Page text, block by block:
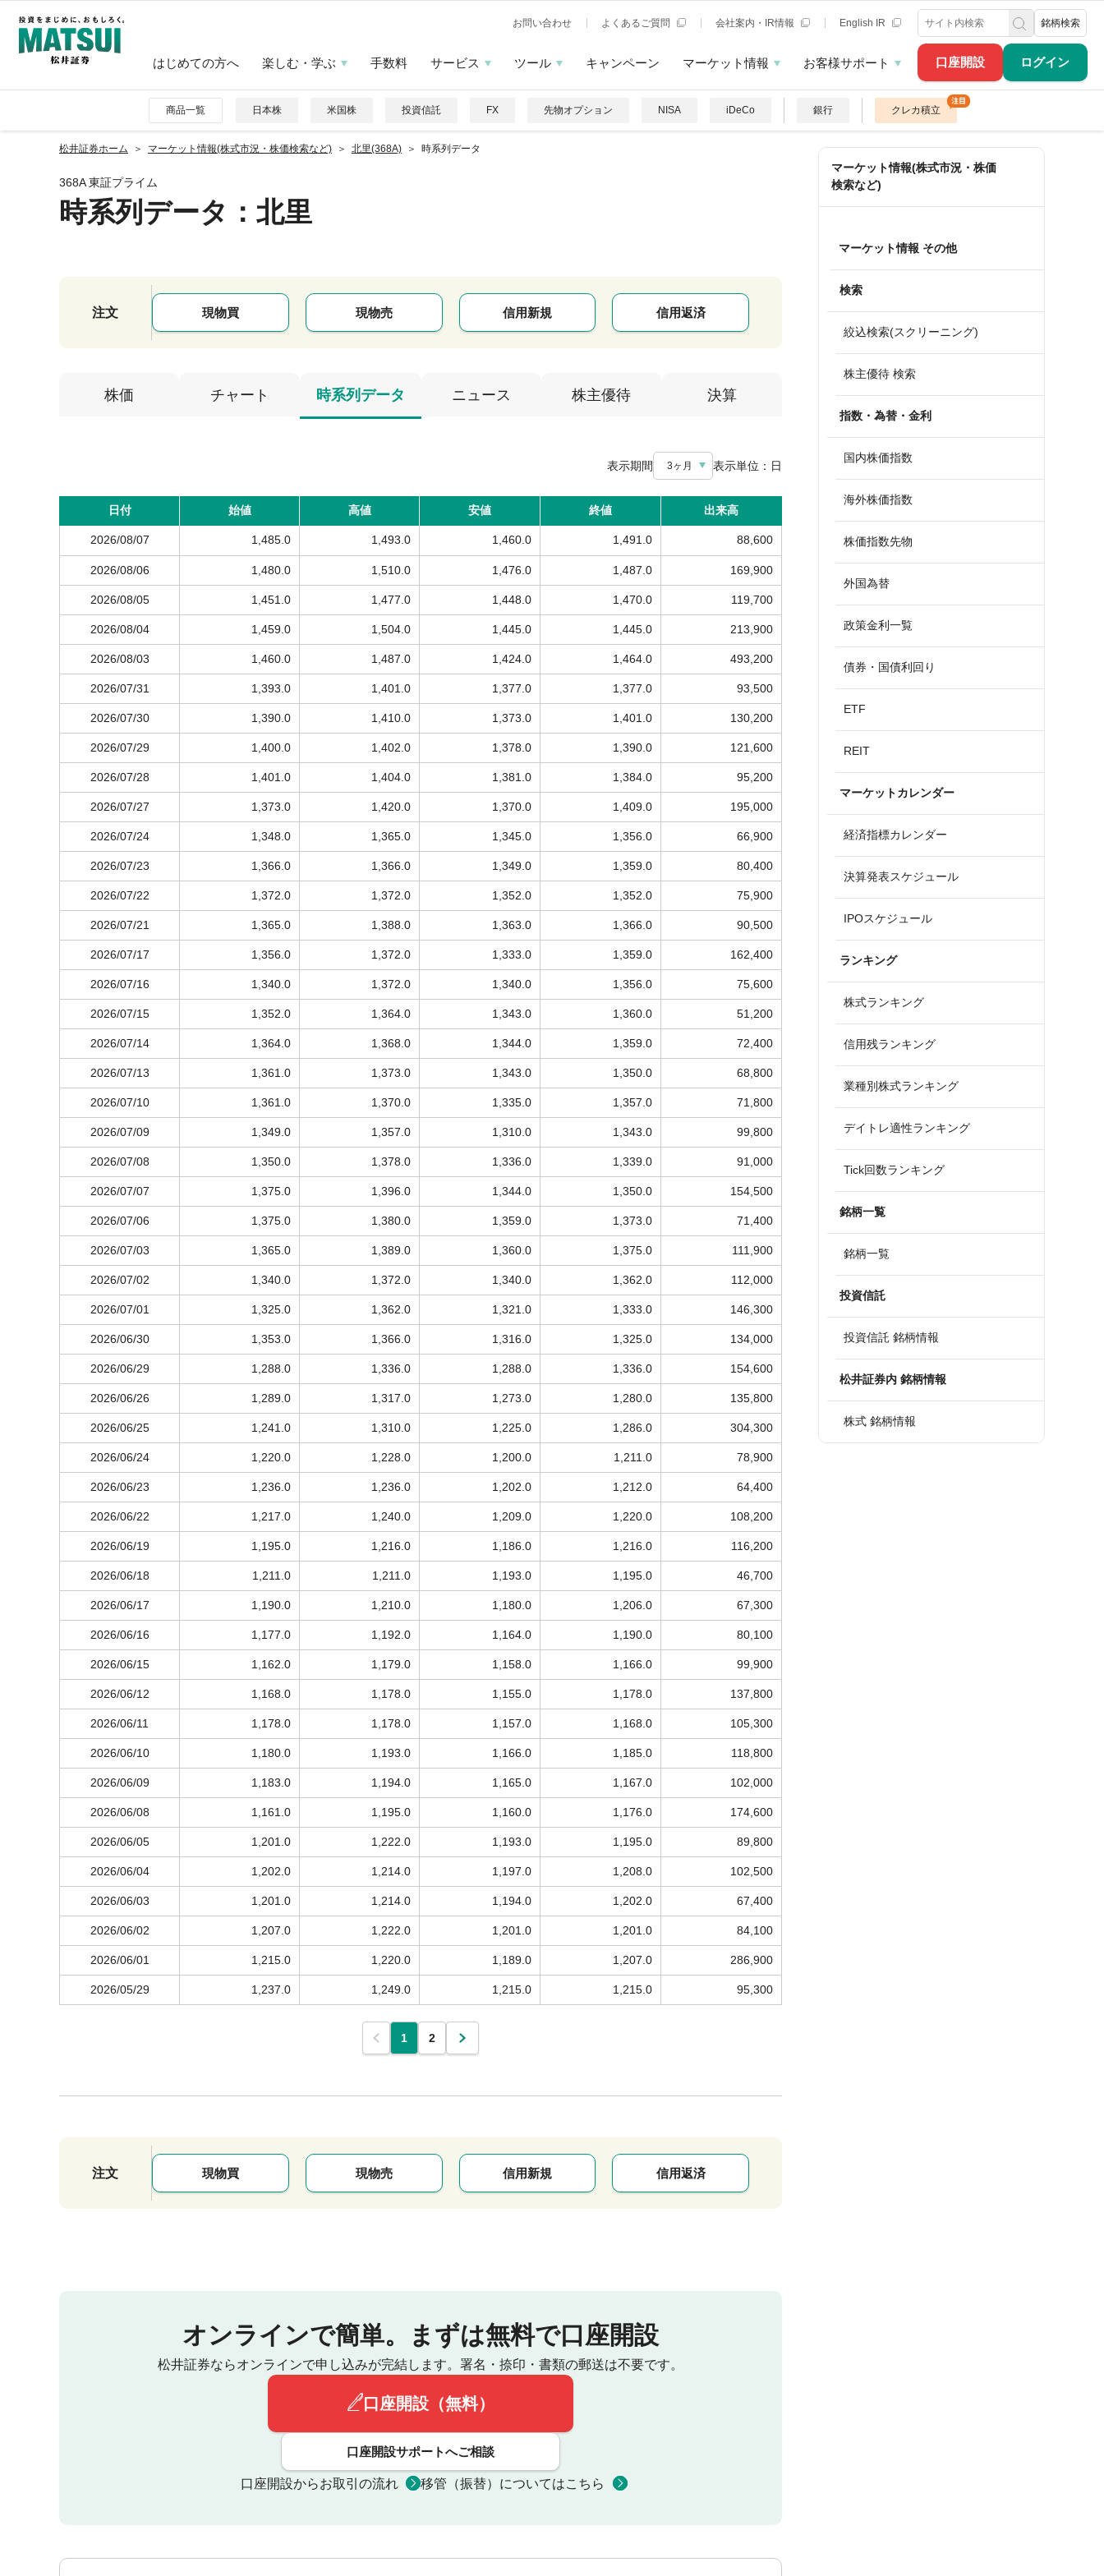
口座開設 ログイン
お問い合わせ よくあるご質問 会社案内・IR情報 English IR 銘柄検索
はじめての方へ 楽しむ・学ぶ 手数料 サービス ツール キャンペーン マーケット情報 お客様サポート
商品一覧 日本株 米国株 投資信託 FX 先物オプション NISA iDeCo 銀行 クレカ積立
松井証券ホーム マーケット情報(株式市況・株価検索など) 北里(368A) 時系列データ
368A 東証プライム
時系列データ ：北里
注文 現物買 現物売 信用新規 信用返済
株価 チャート 時系列データ ニュース 株主優待 決算
表示期間 3ヶ月 表示単位： 日
日付 始値 高値 安値 終値 出来高
2026/08/07 1,485.0 1,493.0 1,460.0 1,491.0 88,600
2026/08/06 1,480.0 1,510.0 1,476.0 1,487.0 169,900
2026/08/05 1,451.0 1,477.0 1,448.0 1,470.0 119,700
2026/08/04 1,459.0 1,504.0 1,445.0 1,445.0 213,900
2026/08/03 1,460.0 1,487.0 1,424.0 1,464.0 493,200
2026/07/31 1,393.0 1,401.0 1,377.0 1,377.0 93,500
2026/07/30 1,390.0 1,410.0 1,373.0 1,401.0 130,200
2026/07/29 1,400.0 1,402.0 1,378.0 1,390.0 121,600
2026/07/28 1,401.0 1,404.0 1,381.0 1,384.0 95,200
2026/07/27 1,373.0 1,420.0 1,370.0 1,409.0 195,000
2026/07/24 1,348.0 1,365.0 1,345.0 1,356.0 66,900
2026/07/23 1,366.0 1,366.0 1,349.0 1,359.0 80,400
2026/07/22 1,372.0 1,372.0 1,352.0 1,352.0 75,900
2026/07/21 1,365.0 1,388.0 1,363.0 1,366.0 90,500
2026/07/17 1,356.0 1,372.0 1,333.0 1,359.0 162,400
2026/07/16 1,340.0 1,372.0 1,340.0 1,356.0 75,600
2026/07/15 1,352.0 1,364.0 1,343.0 1,360.0 51,200
2026/07/14 1,364.0 1,368.0 1,344.0 1,359.0 72,400
2026/07/13 1,361.0 1,373.0 1,343.0 1,350.0 68,800
2026/07/10 1,361.0 1,370.0 1,335.0 1,357.0 71,800
2026/07/09 1,349.0 1,357.0 1,310.0 1,343.0 99,800
2026/07/08 1,350.0 1,378.0 1,336.0 1,339.0 91,000
2026/07/07 1,375.0 1,396.0 1,344.0 1,350.0 154,500
2026/07/06 1,375.0 1,380.0 1,359.0 1,373.0 71,400
2026/07/03 1,365.0 1,389.0 1,360.0 1,375.0 111,900
2026/07/02 1,340.0 1,372.0 1,340.0 1,362.0 112,000
2026/07/01 1,325.0 1,362.0 1,321.0 1,333.0 146,300
2026/06/30 1,353.0 1,366.0 1,316.0 1,325.0 134,000
2026/06/29 1,288.0 1,336.0 1,288.0 1,336.0 154,600
2026/06/26 1,289.0 1,317.0 1,273.0 1,280.0 135,800
2026/06/25 1,241.0 1,310.0 1,225.0 1,286.0 304,300
2026/06/24 1,220.0 1,228.0 1,200.0 1,211.0 78,900
2026/06/23 1,236.0 1,236.0 1,202.0 1,212.0 64,400
2026/06/22 1,217.0 1,240.0 1,209.0 1,220.0 108,200
2026/06/19 1,195.0 1,216.0 1,186.0 1,216.0 116,200
2026/06/18 1,211.0 1,211.0 1,193.0 1,195.0 46,700
2026/06/17 1,190.0 1,210.0 1,180.0 1,206.0 67,300
2026/06/16 1,177.0 1,192.0 1,164.0 1,190.0 80,100
2026/06/15 1,162.0 1,179.0 1,158.0 1,166.0 99,900
2026/06/12 1,168.0 1,178.0 1,155.0 1,178.0 137,800
2026/06/11 1,178.0 1,178.0 1,157.0 1,168.0 105,300
2026/06/10 1,180.0 1,193.0 1,166.0 1,185.0 118,800
2026/06/09 1,183.0 1,194.0 1,165.0 1,167.0 102,000
2026/06/08 1,161.0 1,195.0 1,160.0 1,176.0 174,600
2026/06/05 1,201.0 1,222.0 1,193.0 1,195.0 89,800
2026/06/04 1,202.0 1,214.0 1,197.0 1,208.0 102,500
2026/06/03 1,201.0 1,214.0 1,194.0 1,202.0 67,400
2026/06/02 1,207.0 1,222.0 1,201.0 1,201.0 84,100
2026/06/01 1,215.0 1,220.0 1,189.0 1,207.0 286,900
2026/05/29 1,237.0 1,249.0 1,215.0 1,215.0 95,300
1 2
注文 現物買 現物売 信用新規 信用返済
オンラインで簡単。 まずは無料で口座開設
松井証券ならオンラインで申し込みが完結します。 署名・捺印・書類の郵送は不要です。
口座開設（無料）
口座開設サポートへご相談
口座開設からお取引の流れ 移管（振替）についてはこちら
マーケット情報(株式市況・株価
検索など)
マーケット情報 その他
検索
絞込検索(スクリーニング)
株主優待 検索
指数・為替・金利
国内株価指数
海外株価指数
株価指数先物
外国為替
政策金利一覧
債券・国債利回り
ETF
REIT
マーケットカレンダー
経済指標カレンダー
決算発表スケジュール
IPOスケジュール
ランキング
株式ランキング
信用残ランキング
業種別株式ランキング
デイトレ適性ランキング
Tick回数ランキング
銘柄一覧
銘柄一覧
投資信託
投資信託 銘柄情報
松井証券内 銘柄情報
株式 銘柄情報